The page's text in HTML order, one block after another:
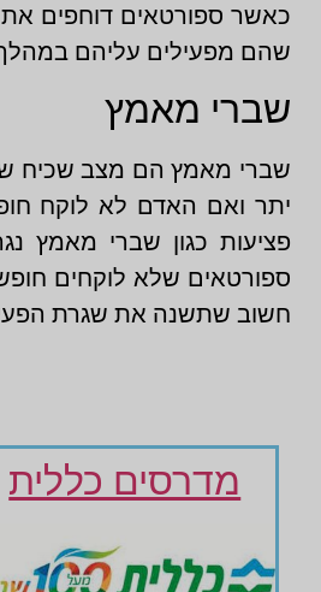
כאשר ספורטאים דוחפים
שהם מפעילים עליהם במהלך
שברי מאמץ
שברי מאמץ הם מצב שכיח
יתר ואם האדם לא לוקח
פציעות כגון שברי מאמץ
ספורטאים שלא לוקחים
חשוב שתשנה את שגרת
מדרסים כללית